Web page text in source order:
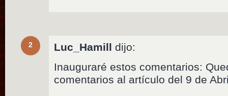
2 Luc_Hamill dijo:
Inauguraré estos comentarios:
comentarios al artículo del 9 de